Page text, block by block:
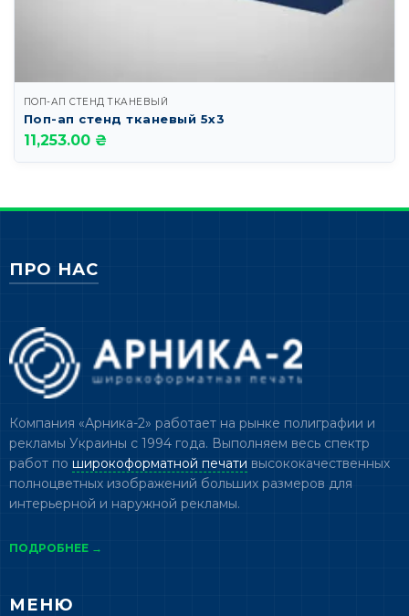
ПОП-АП СТЕНД ТКАНЕВЫЙ
Поп-ап стенд тканевый 5х3
11,253.00 ₴
ПРО НАС
Компания «Арника-2» работает на рынке полиграфии и
рекламы Украины с 1994 года. Выполняем весь спектр
работ по широкоформатной печати высококачественных
полноцветных изображений больших размеров для
интерьерной и наружной рекламы.
ПОДРОБНЕЕ →
МЕНЮ